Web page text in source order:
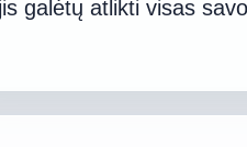
jis galėtų atlikti visas